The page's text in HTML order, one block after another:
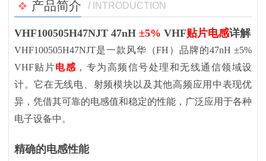
产品简介 / INTRODUCTION
VHF100505H47NJT 47nH ±5% VHF贴片电感详解
VHF100505H47NJT是一款风华（FH）品牌的47nH ±5%
VHF贴片电感 ，专为高频信号处理和无线通信领域设
计。它在无线电、射频模块以及其他高频应用中表现优
异，凭借其可靠的电感值和稳定的性能，广泛应用于各种
电子设备中。
精确的电感性能